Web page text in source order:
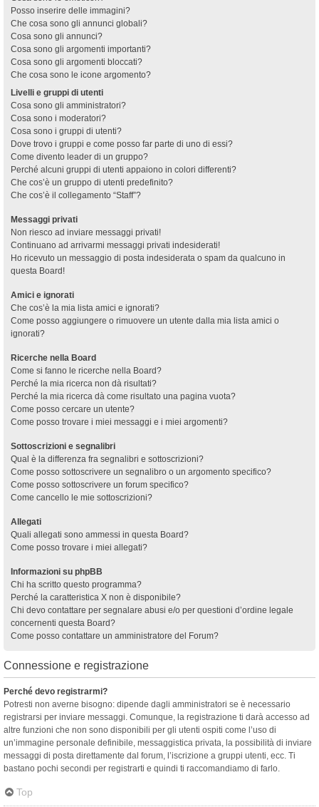
Posso inserire delle immagini?
Che cosa sono gli annunci globali?
Cosa sono gli annunci?
Cosa sono gli argomenti importanti?
Cosa sono gli argomenti bloccati?
Che cosa sono le icone argomento?
Livelli e gruppi di utenti
Cosa sono gli amministratori?
Cosa sono i moderatori?
Cosa sono i gruppi di utenti?
Dove trovo i gruppi e come posso far parte di uno di essi?
Come divento leader di un gruppo?
Perché alcuni gruppi di utenti appaiono in colori differenti?
Che cos’è un gruppo di utenti predefinito?
Che cos’è il collegamento “Staff”?
Messaggi privati
Non riesco ad inviare messaggi privati!
Continuano ad arrivarmi messaggi privati indesiderati!
Ho ricevuto un messaggio di posta indesiderata o spam da qualcuno in
questa Board!
Amici e ignorati
Che cos’è la mia lista amici e ignorati?
Come posso aggiungere o rimuovere un utente dalla mia lista amici o
ignorati?
Ricerche nella Board
Come si fanno le ricerche nella Board?
Perché la mia ricerca non dà risultati?
Perché la mia ricerca dà come risultato una pagina vuota?
Come posso cercare un utente?
Come posso trovare i miei messaggi e i miei argomenti?
Sottoscrizioni e segnalibri
Qual è la differenza fra segnalibri e sottoscrizioni?
Come posso sottoscrivere un segnalibro o un argomento specifico?
Come posso sottoscrivere un forum specifico?
Come cancello le mie sottoscrizioni?
Allegati
Quali allegati sono ammessi in questa Board?
Come posso trovare i miei allegati?
Informazioni su phpBB
Chi ha scritto questo programma?
Perché la caratteristica X non è disponibile?
Chi devo contattare per segnalare abusi e/o per questioni d’ordine legale
concernenti questa Board?
Come posso contattare un amministratore del Forum?
Connessione e registrazione
Perché devo registrarmi?
Potresti non averne bisogno: dipende dagli amministratori se è necessario
registrarsi per inviare messaggi. Comunque, la registrazione ti darà accesso ad
altre funzioni che non sono disponibili per gli utenti ospiti come l’uso di
un’immagine personale definibile, messaggistica privata, la possibilità di inviare
messaggi di posta direttamente dal forum, l’iscrizione a gruppi utenti, ecc. Ti
bastano pochi secondi per registrarti e quindi ti raccomandiamo di farlo.
Top